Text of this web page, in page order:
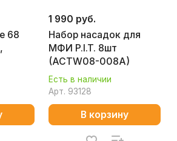
68
1 990 руб.
Набор насадок для
МФИ P.I.T. 8шт
(ACTW08-008A)
Есть в наличии
Арт. 93128
В корзину